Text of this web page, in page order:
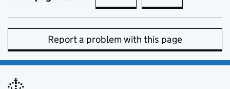
Report a problem with this page